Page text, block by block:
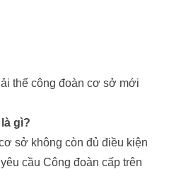
thể công đoàn cơ sở mới
gì?
sở không còn đủ điều kiện
cầu Công đoàn cấp trên